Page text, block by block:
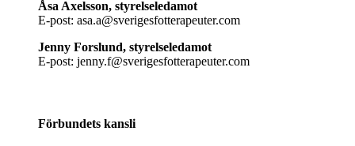
Åsa Axelsson, styrelseledamot
E-post: asa.a@sverigesfotterapeuter.com
Jenny Forslund, styrelseledamot
E-post: jenny.f@sverigesfotterapeuter.com
Förbundets kansli